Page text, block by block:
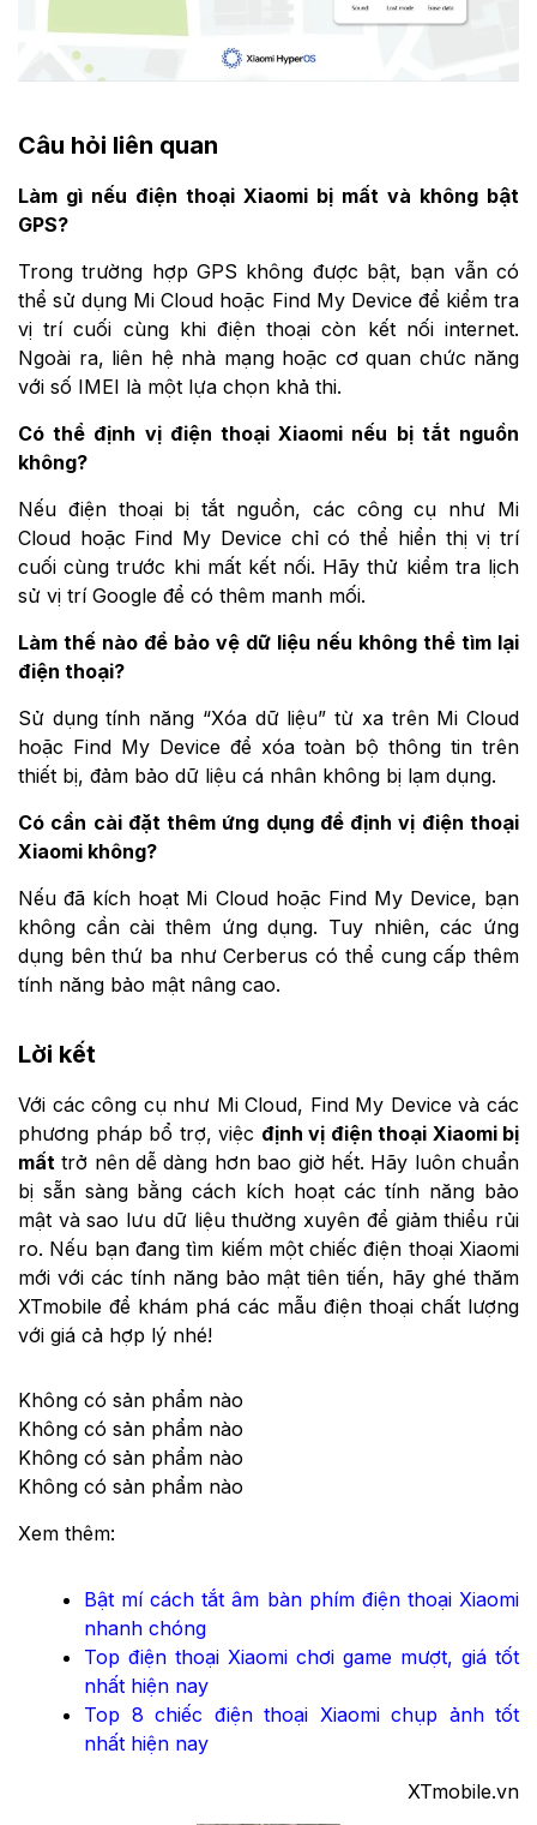
Câu hỏi liên quan
Làm gì nếu điện thoại Xiaomi bị mất và không bật
GPS?
Trong trường hợp GPS không được bật, bạn vẫn có
thể sử dụng Mi Cloud hoặc Find My Device để kiểm tra
vị trí cuối cùng khi điện thoại còn kết nối internet.
Ngoài ra, liên hệ nhà mạng hoặc cơ quan chức năng
với số IMEI là một lựa chọn khả thi.
Có thể định vị điện thoại Xiaomi nếu bị tắt nguồn
không?
Nếu điện thoại bị tắt nguồn, các công cụ như Mi
Cloud hoặc Find My Device chỉ có thể hiển thị vị trí
cuối cùng trước khi mất kết nối. Hãy thử kiểm tra lịch
sử vị trí Google để có thêm manh mối.
Làm thế nào để bảo vệ dữ liệu nếu không thể tìm lại
điện thoại?
Sử dụng tính năng “Xóa dữ liệu” từ xa trên Mi Cloud
hoặc Find My Device để xóa toàn bộ thông tin trên
thiết bị, đảm bảo dữ liệu cá nhân không bị lạm dụng.
Có cần cài đặt thêm ứng dụng để định vị điện thoại
Xiaomi không?
Nếu đã kích hoạt Mi Cloud hoặc Find My Device, bạn
không cần cài thêm ứng dụng. Tuy nhiên, các ứng
dụng bên thứ ba như Cerberus có thể cung cấp thêm
tính năng bảo mật nâng cao.
Lời kết
Với các công cụ như Mi Cloud, Find My Device và các
phương pháp bổ trợ, việc định vị điện thoại Xiaomi bị
mất trở nên dễ dàng hơn bao giờ hết. Hãy luôn chuẩn
bị sẵn sàng bằng cách kích hoạt các tính năng bảo
mật và sao lưu dữ liệu thường xuyên để giảm thiểu rủi
ro. Nếu bạn đang tìm kiếm một chiếc điện thoại Xiaomi
mới với các tính năng bảo mật tiên tiến, hãy ghé thăm
XTmobile để khám phá các mẫu điện thoại chất lượng
với giá cả hợp lý nhé!
Không có sản phẩm nào
Không có sản phẩm nào
Không có sản phẩm nào
Không có sản phẩm nào
Xem thêm:
Bật mí cách tắt âm bàn phím điện thoại Xiaomi
nhanh chóng
Top điện thoại Xiaomi chơi game mượt, giá tốt
nhất hiện nay
Top 8 chiếc điện thoại Xiaomi chụp ảnh tốt
nhất hiện nay
XTmobile.vn